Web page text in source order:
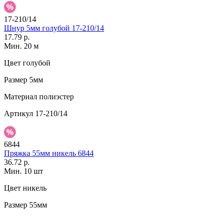
17-210/14
Шнур 5мм голубой 17-210/14
17.79 р.
Мин. 20 м
Цвет голубой
Размер 5мм
Материал полиэстер
Артикул 17-210/14
6844
Пряжка 55мм никель 6844
36.72 р.
Мин. 10 шт
Цвет никель
Размер 55мм